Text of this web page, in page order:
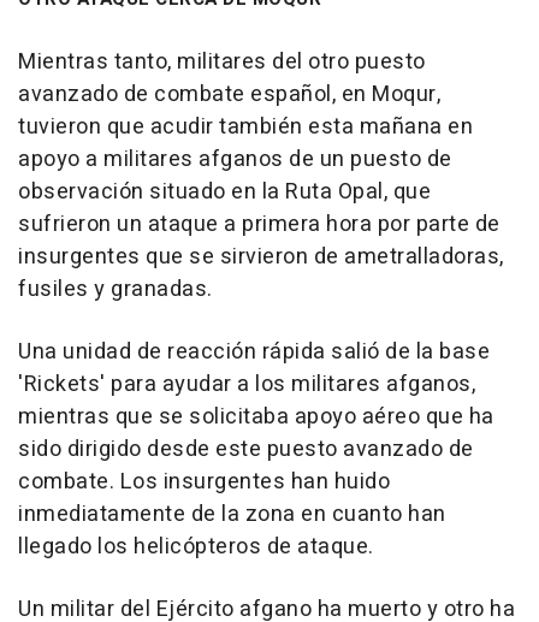
Mientras tanto, militares del otro puesto
avanzado de combate español, en Moqur,
tuvieron que acudir también esta mañana en
apoyo a militares afganos de un puesto de
observación situado en la Ruta Opal, que
sufrieron un ataque a primera hora por parte de
insurgentes que se sirvieron de ametralladoras,
fusiles y granadas.
Una unidad de reacción rápida salió de la base
'Rickets' para ayudar a los militares afganos,
mientras que se solicitaba apoyo aéreo que ha
sido dirigido desde este puesto avanzado de
combate. Los insurgentes han huido
inmediatamente de la zona en cuanto han
llegado los helicópteros de ataque.
Un militar del Ejército afgano ha muerto y otro ha